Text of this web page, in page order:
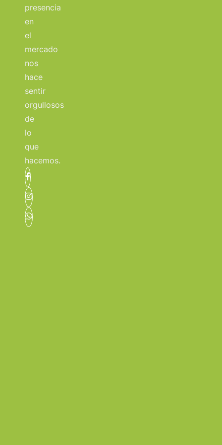
presencia
en
el
mercado
nos
hace
sentir
orgullosos
de
lo
que
hacemos.